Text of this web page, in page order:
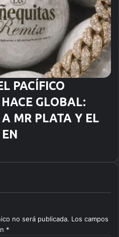
PACÍFICO
GLOBAL:
MR PLATA Y EL
no será publicada. Los campos
*